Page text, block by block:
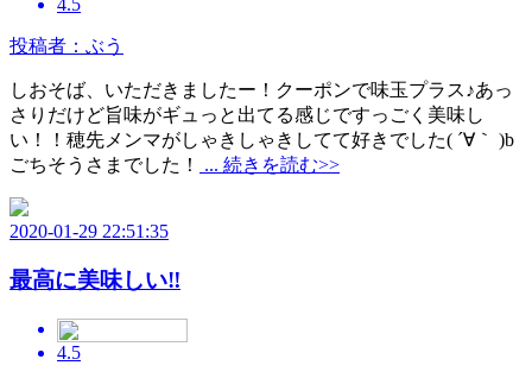
4.5
投稿者：ぶう
しおそば、いただきましたー！クーポンで味玉プラス♪あっ
さりだけど旨味がギュっと出てる感じですっごく美味し
い！！穂先メンマがしゃきしゃきしてて好きでした( ´∀｀ )b
ごちそうさまでした！
... 続きを読む>>
2020-01-29 22:51:35
最高に美味しい‼️
4.5